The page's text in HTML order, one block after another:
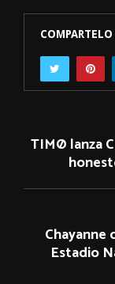
TIMØ lanza
Estadio